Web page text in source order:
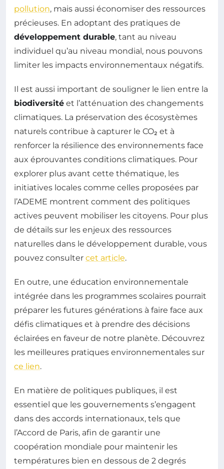
pollution, mais aussi économiser des ressources
précieuses. En adoptant des pratiques de
développement durable, tant au niveau
individuel qu’au niveau mondial, nous pouvons
limiter les impacts environnementaux négatifs.
Il est aussi important de souligner le lien entre la
biodiversité et l’atténuation des changements
climatiques. La préservation des écosystèmes
naturels contribue à capturer le CO₂ et à
renforcer la résilience des environnements face
aux éprouvantes conditions climatiques. Pour
explorer plus avant cette thématique, les
initiatives locales comme celles proposées par
l’ADEME montrent comment des politiques
actives peuvent mobiliser les citoyens. Pour plus
de détails sur les enjeux des ressources
naturelles dans le développement durable, vous
pouvez consulter cet article.
En outre, une éducation environnementale
intégrée dans les programmes scolaires pourrait
préparer les futures générations à faire face aux
défis climatiques et à prendre des décisions
éclairées en faveur de notre planète. Découvrez
les meilleures pratiques environnementales sur
ce lien.
En matière de politiques publiques, il est
essentiel que les gouvernements s’engagent
dans des accords internationaux, tels que
l’Accord de Paris, afin de garantir une
coopération mondiale pour maintenir les
températures bien en dessous de 2 degrés